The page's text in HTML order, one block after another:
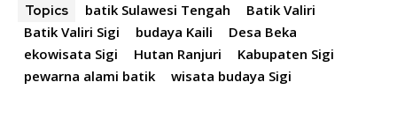
Topics batik Sulawesi Tengah
Batik Valiri
Batik Valiri Sigi
budaya Kaili
Desa Beka
ekowisata Sigi
Hutan Ranjuri
Kabupaten Sigi
pewarna alami batik
wisata budaya Sigi